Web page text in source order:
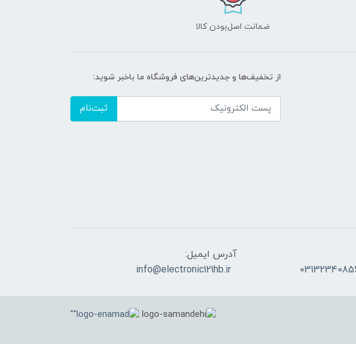
ضمانت اصل‌بودن کالا
از تخفیف‌ها و جدیدترین‌های فروشگاه ما باخبر شوید:
ثبت‌نام
آدرس ایمیل:
info@electronic121hb.ir